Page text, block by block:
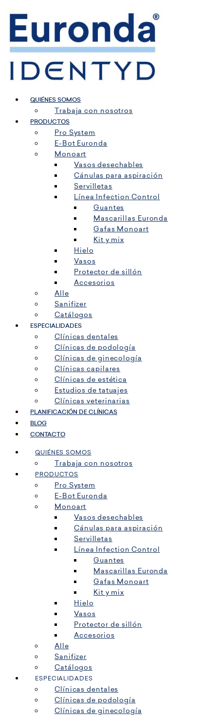
contenido
QUIÉNES SOMOS
Trabaja con nosotros
PRODUCTOS
Pro System
E-Bot Euronda
Monoart
Vasos desechables
Cánulas para aspiración
Servilletas
Línea Infection Control
Guantes
Mascarillas Euronda
Gafas Monoart
Kit y mix
Hielo
Vasos
Protector de sillón
Accesorios
Alle
Sanifizer
Catálogos
ESPECIALIDADES
Clínicas dentales
Clínicas de podología
Clínicas de ginecología
Clínicas capilares
Clínicas de estética
Estudios de tatuajes
Clínicas veterinarias
PLANIFICACIÓN DE CLÍNICAS
BLOG
CONTACTO
QUIÉNES SOMOS
Trabaja con nosotros
PRODUCTOS
Pro System
E-Bot Euronda
Monoart
Vasos desechables
Cánulas para aspiración
Servilletas
Línea Infection Control
Guantes
Mascarillas Euronda
Gafas Monoart
Kit y mix
Hielo
Vasos
Protector de sillón
Accesorios
Alle
Sanifizer
Catálogos
ESPECIALIDADES
Clínicas dentales
Clínicas de podología
Clínicas de ginecología